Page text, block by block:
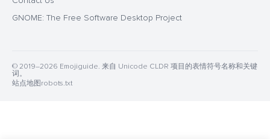
GNOME: The Free Software Desktop Project
© 2019–2026 Emojiguide. 来自 Unicode CLDR 项目的表情符号名称和关键
词。
站点地图 robots.txt